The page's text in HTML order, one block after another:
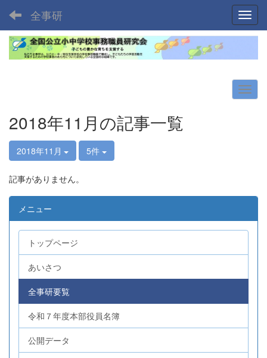
全事研
2018年11月の記事一覧
2018年11月 5件
記事がありません。
メニュー
トップページ
あいさつ
全事研要覧
令和７年度本部役員名簿
公開データ